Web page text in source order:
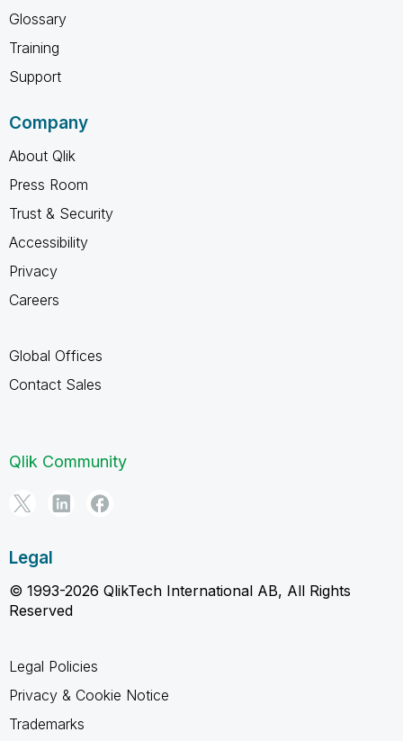
Glossary
Training
Support
Company
About Qlik
Press Room
Trust & Security
Accessibility
Privacy
Careers
Global Offices
Contact Sales
Qlik Community
Legal
© 1993-2026 QlikTech International AB, All Rights
Reserved
Legal Policies
Privacy & Cookie Notice
Trademarks